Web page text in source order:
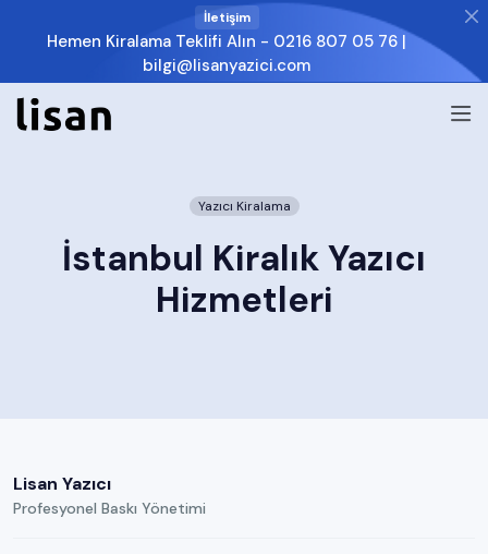
İletişim
Hemen Kiralama Teklifi Alın - 0216 807 05 76 |
bilgi@lisanyazici.com
Yazıcı Kiralama
İstanbul Kiralık Yazıcı
Hizmetleri
Lisan Yazıcı
Profesyonel Baskı Yönetimi